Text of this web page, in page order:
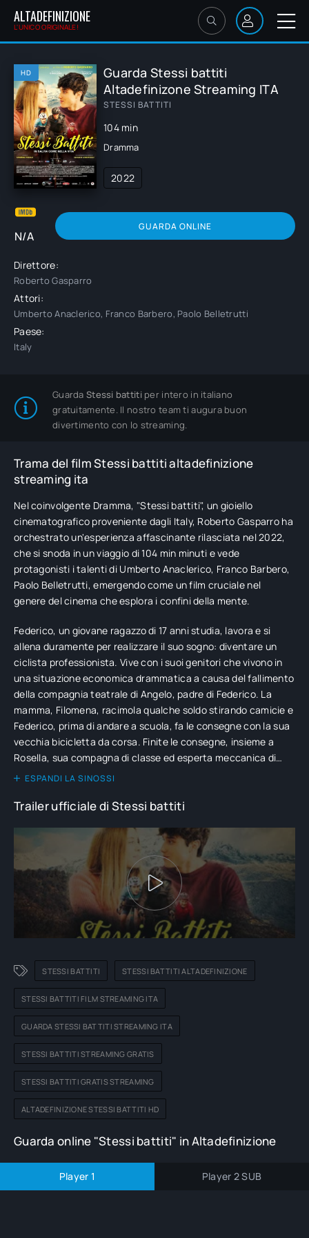
ALTADEFINIZIONE
L'UNICO ORIGINALE!
HD
Guarda Stessi battiti
Altadefinizone Streaming ITA
STESSI BATTITI
104 min
Dramma
2022
N/A
GUARDA ONLINE
Direttore:
Roberto Gasparro
Attori:
Umberto Anaclerico, Franco Barbero, Paolo Belletrutti
Paese:
Italy
Guarda Stessi battitiper intero in italiano
gratuitamente. Il nostro team ti augura buon
divertimento con lo streaming.
Trama del film Stessi battiti altadefinizione
streaming ita
Nel coinvolgente Dramma, "Stessi battiti", un gioiello
cinematografico proveniente dagli Italy, Roberto Gasparro ha
orchestrato un'esperienza affascinante rilasciata nel 2022,
che si snoda in un viaggio di 104 min minuti e vede
protagonisti i talenti di Umberto Anaclerico, Franco Barbero,
Paolo Belletrutti, emergendo come un film cruciale nel
genere del cinema che esplora i confini della mente.
Federico, un giovane ragazzo di 17 anni studia, lavora e si
allena duramente per realizzare il suo sogno: diventare un
ciclista professionista. Vive con i suoi genitori che vivono in
una situazione economica drammatica a causa del fallimento
della compagnia teatrale di Angelo, padre di Federico. La
mamma, Filomena, racimola qualche soldo stirando camicie e
Federico, prima di andare a scuola, fa le consegne con la sua
vecchia bicicletta da corsa. Finite le consegne, insieme a
Rosella, sua compagna di classe ed esperta meccanica di
biciclette, si allena duramente per partecipare alle selezioni
ESPANDI LA SINOSSI
Trailer ufficiale di Stessi battiti
STESSI BATTITI STESSI BATTITI ALTADEFINIZIONE
STESSI BATTITI FILM STREAMING ITA
GUARDA STESSI BATTITI STREAMING ITA
STESSI BATTITI STREAMING GRATIS
STESSI BATTITI GRATIS STREAMING
ALTADEFINIZIONE STESSI BATTITI HD
Guarda online "Stessi battiti" in Altadefinizione
Player 1 Player 2 SUB